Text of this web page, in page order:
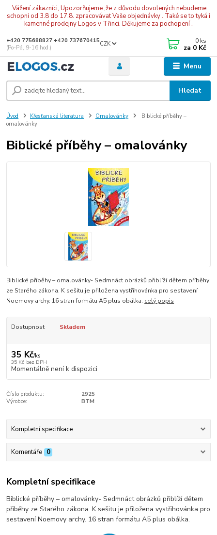
.Vážení zákazníci, Upozorňujeme ,že z důvodu dovolených nebudeme
schopni od 3.8 do 17.8. zpracovávat Vaše objednávky . Také se to tyká i
kamenné prodejny Logos v Třinci. Děkujeme za pochopení .
Menu
CZK
Hledat
+420 775688827 +420 737670415
(Po-Pá, 9-16 hod.)
0 ks
za 0 Kč
Úvod Křesťanská literatura Omalovánky
Biblické příběhy –
omalovánky
Biblické příběhy – omalovánky
Biblické příběhy – omalovánky- Sedmnáct obrázků přiblíží dětem příběhy
ze Starého zákona. K sešitu je přiložena vystřihovánka pro sestavení
Noemovy archy. 16 stran formátu A5 plus obálka. celý popis
Dostupnost Skladem
35 Kč/ks
35 Kč bez DPH
Momentálně není k dispozici
Číslo produktu:
2925
Výrobce:
BTM
Kompletní specifikace
Komentáře 0
Kompletní specifikace
Biblické příběhy – omalovánky- Sedmnáct obrázků přiblíží dětem
příběhy ze Starého zákona. K sešitu je přiložena vystřihovánka pro
sestavení Noemovy archy. 16 stran formátu A5 plus obálka.